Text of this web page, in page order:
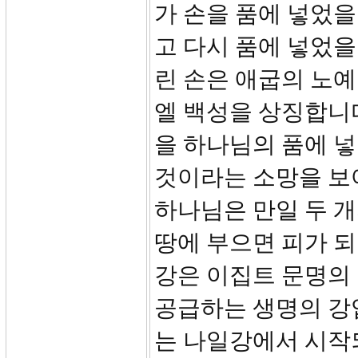
가 손을 품에 넣었
고 다시 품에 넣었
린 손은 애굽의 노
엘 백성을 상징합
을 하나님의 품에
것이라는 소망을
하나님은 만일 두
땅에 부으면 피가
강은 이집트 문명
공급하는 생명의
는 나일강에서 시